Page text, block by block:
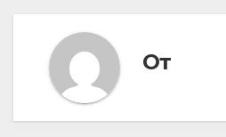
От